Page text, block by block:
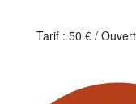
Tarif : 50 € /